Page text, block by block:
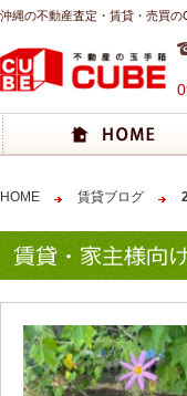
沖縄の不動産査定・賃貸・売買の
HOME 賃貸ブログ